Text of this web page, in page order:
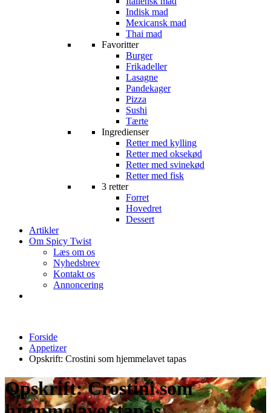
Indisk mad
Mexicansk mad
Thai mad
Favoritter
Burger
Frikadeller
Lasagne
Pandekager
Pizza
Sushi
Tærte
Ingredienser
Retter med kylling
Retter med oksekød
Retter med svinekød
Retter med fisk
3 retter
Forret
Hovedret
Dessert
Artikler
Om Spicy Twist
Læs om os
Nyhedsbrev
Kontakt os
Annoncering
Forside
Appetizer
Opskrift: Crostini som hjemmelavet tapas
Opskrift: Crostini som